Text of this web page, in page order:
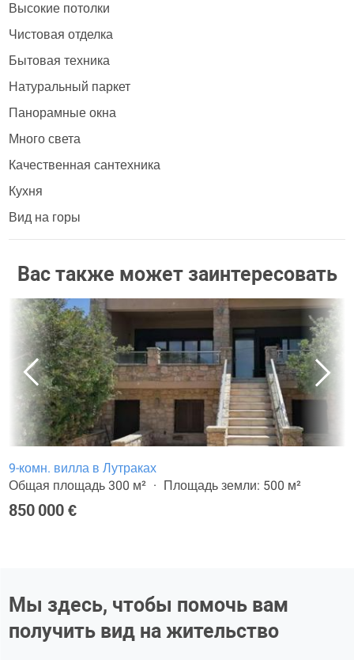
Высокие потолки
Чистовая отделка
Бытовая техника
Натуральный паркет
Панорамные окна
Много света
Качественная сантехника
Кухня
Вид на горы
Вас также может заинтересовать
9-комн. вилла в Лутраках
Общая площадь 300 м²
Площадь земли: 500 м²
850 000 €
Мы здесь, чтобы помочь вам
получить вид на жительство